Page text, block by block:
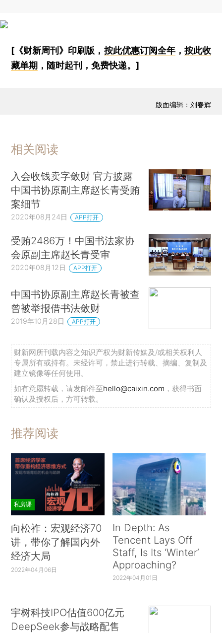
[《财新周刊》印刷版， 按此优惠订阅全年， 按此收
藏单期 ，随时起刊，免费快递。]
版面编辑：刘春辉
相关阅读
入会收钱卖字敛财 官方披露
中国书协原副主席赵长青受贿
案细节
2020年08月24日 APP打开
受贿2486万！中国书法家协
会原副主席赵长青受审
2020年08月12日 APP打开
中国书协原副主席赵长青被查
曾被举报借书法敛财
2019年10月28日 APP打开
财新网所刊载内容之知识产权为财新传媒及/或相关权利人
专属所有或持有。未经许可，禁止进行转载、摘编、复制及
建立镜像等任何使用。
如有意愿转载，请发邮件至hello@caixin.com ，获得书面
确认及授权后，方可转载。
推荐阅读
私房课
向松祚：宏观经济70
讲，带你了解国内外
经济大局
2022年04月06日
In Depth: As
Tencent Lays Off
Staff, Is Its ‘Winter’
Approaching?
2022年04月01日
宇树科技IPO估值600亿元
DeepSeek参与战略配售